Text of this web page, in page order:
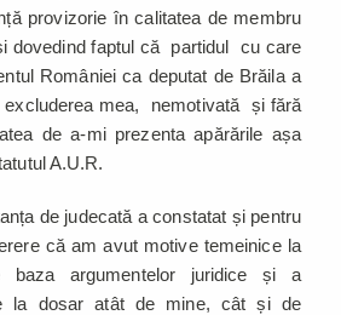
provizorie în calitatea de membru
dovedind faptul că partidul cu care
României ca deputat de Brăila a
mea, nemotivată și fără
de a-mi prezenta apărările așa
A.U.R.
de judecată a constatat și pentru
că am avut motive temeinice la
argumentelor juridice și a
la dosar atât de mine, cât și de